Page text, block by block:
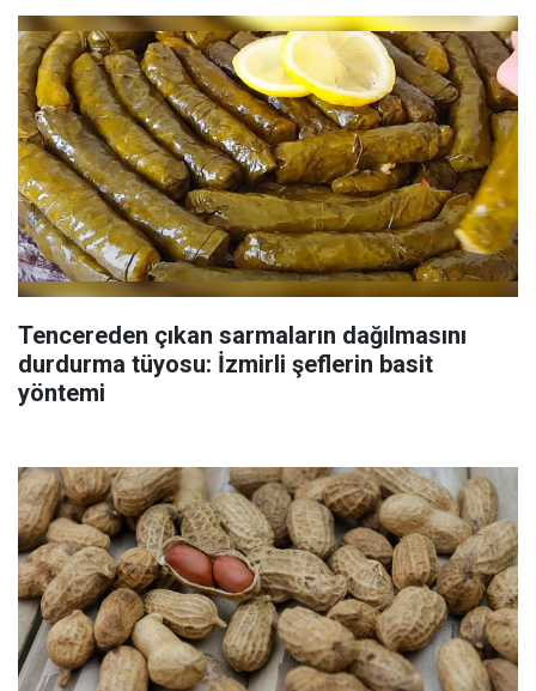
Tencereden çıkan sarmaların dağılmasını
durdurma tüyosu: İzmirli şeflerin basit
yöntemi